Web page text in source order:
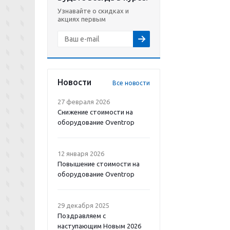
Узнавайте о скидках и
акциях первым
Новости Все новости
27 февраля 2026
Снижение стоимости на
оборудование Oventrop
12 января 2026
Повышение стоимости на
оборудование Oventrop
29 декабря 2025
Поздравляем с
наступающим Новым 2026